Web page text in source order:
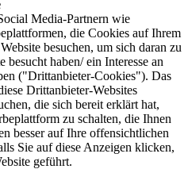
Media-Partnern wie
die Cookies auf Ihrem
besuchen, um sich daran zu
besucht haben/ ein Interesse an
("Drittanbieter-Cookies"). Das
Drittanbieter-Websites
die sich bereit erklärt hat,
zu schalten, die Ihnen
besser auf Ihre offensichtlichen
Sie auf diese Anzeigen klicken,
geführt.